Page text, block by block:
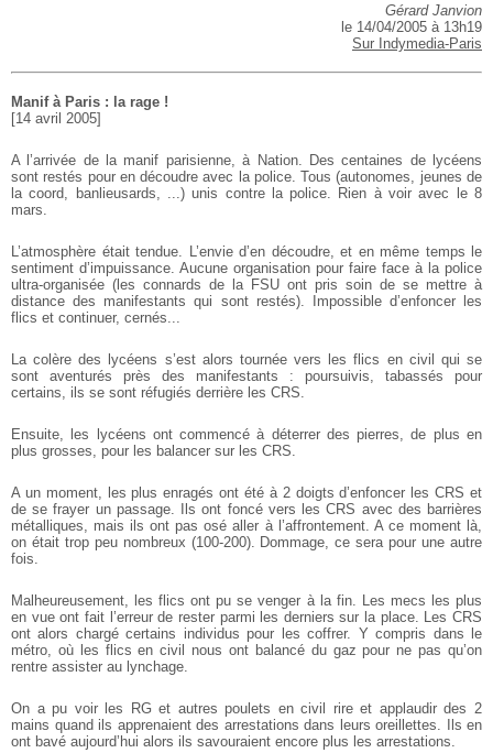
Gérard Janvion
le 14/04/2005 à 13h19
Sur Indymedia-Paris
Manif à Paris : la rage !
[14 avril 2005]
A l’arrivée de la manif parisienne, à Nation. Des centaines de lycéens
sont restés pour en découdre avec la police. Tous (autonomes, jeunes de
la coord, banlieusards, ...) unis contre la police. Rien à voir avec le 8
mars.
L’atmosphère était tendue. L’envie d’en découdre, et en même temps le
sentiment d’impuissance. Aucune organisation pour faire face à la police
ultra-organisée (les connards de la FSU ont pris soin de se mettre à
distance des manifestants qui sont restés). Impossible d’enfoncer les
flics et continuer, cernés...
La colère des lycéens s’est alors tournée vers les flics en civil qui se
sont aventurés près des manifestants : poursuivis, tabassés pour
certains, ils se sont réfugiés derrière les CRS.
Ensuite, les lycéens ont commencé à déterrer des pierres, de plus en
plus grosses, pour les balancer sur les CRS.
A un moment, les plus enragés ont été à 2 doigts d’enfoncer les CRS et
de se frayer un passage. Ils ont foncé vers les CRS avec des barrières
métalliques, mais ils ont pas osé aller à l’affrontement. A ce moment là,
on était trop peu nombreux (100-200). Dommage, ce sera pour une autre
fois.
Malheureusement, les flics ont pu se venger à la fin. Les mecs les plus
en vue ont fait l’erreur de rester parmi les derniers sur la place. Les CRS
ont alors chargé certains individus pour les coffrer. Y compris dans le
métro, où les flics en civil nous ont balancé du gaz pour ne pas qu’on
rentre assister au lynchage.
On a pu voir les RG et autres poulets en civil rire et applaudir des 2
mains quand ils apprenaient des arrestations dans leurs oreillettes. Ils en
ont bavé aujourd’hui alors ils savouraient encore plus les arrestations.